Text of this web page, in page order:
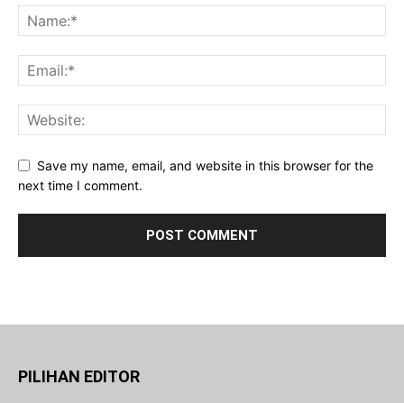
Save my name, email, and website in this browser for the
next time I comment.
PILIHAN EDITOR